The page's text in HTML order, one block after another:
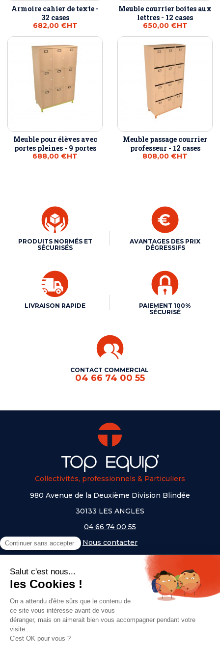
Armoire cahier de texte -
32 cases
682,00 €HT
Meuble courrier boites aux
lettres - 12 cases
650,00 €HT
Meuble pour élèves avec
portes pleines - 9 portes
688,00 €HT
Meuble passage courrier
professeur - 12 cases
808,00 €HT
PRODUITS NORMÉS ET
SÉCURISÉS
AVANTAGES DES PRIX
DÉGRESSIFS
LIVRAISON RAPIDE
PAIEMENT 100%
SÉCURISÉ
CONTACT COMMERCIAL
04 66 74 00 55
Collectivités, professionnels & Particuliers
980 Avenue de la Deuxième Division Blindée
30133 LES ANGLES
04 66 74 00 55
Nous contacter
NOS UNIVERS